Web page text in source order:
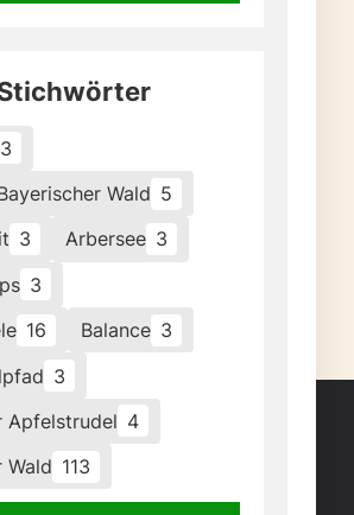
3
Wald 5
3 Arbersee 3
3
16 Balance 3
3
Apfelstrudel 4
Wald 113